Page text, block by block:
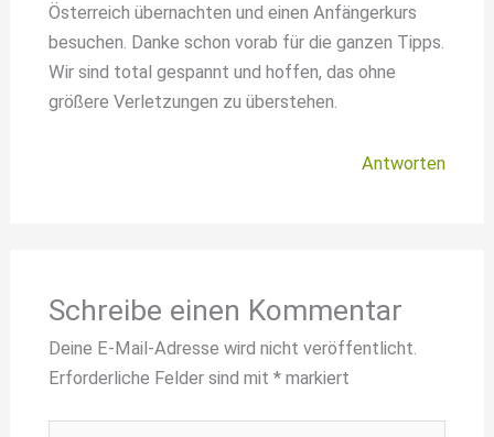
Österreich übernachten und einen Anfängerkurs
besuchen. Danke schon vorab für die ganzen Tipps.
Wir sind total gespannt und hoffen, das ohne
größere Verletzungen zu überstehen.
Antworten
Schreibe einen Kommentar
Deine E-Mail-Adresse wird nicht veröffentlicht.
Erforderliche Felder sind mit *markiert